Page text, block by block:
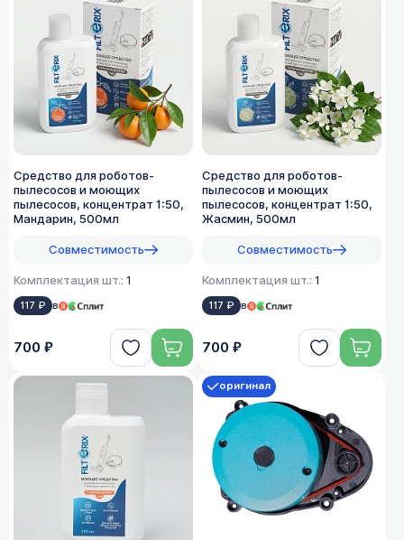
Средство для роботов-
пылесосов и моющих
пылесосов, концентрат 1:50,
Мандарин, 500мл
Совместимость
Комплектация шт.: 1
117 ₽ в
700 ₽
Средство для роботов-
пылесосов и моющих
пылесосов, концентрат 1:50,
Жасмин, 500мл
Совместимость
Комплектация шт.: 1
117 ₽ в
700 ₽
оригинал